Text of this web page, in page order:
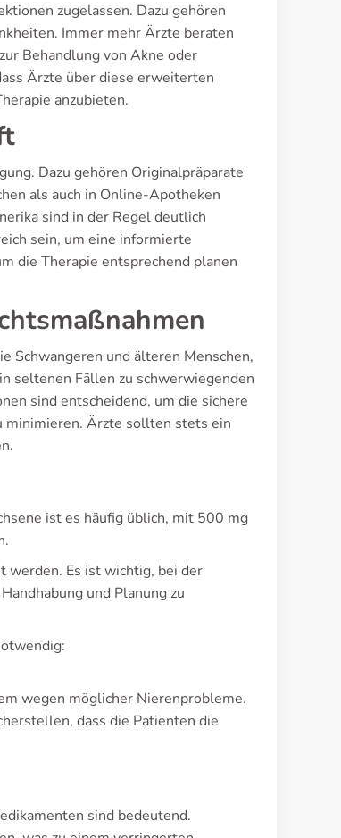
zugelassen. Dazu gehören
Immer mehr Ärzte beraten
Behandlung von Akne oder
Ärzte über diese erweiterten
anzubieten.
Dazu gehören Originalpräparate
als auch in Online-Apotheken
sind in der Regel deutlich
sein, um eine informierte
die Therapie entsprechend planen
Schwangeren und älteren Menschen,
seltenen Fällen zu schwerwiegenden
sind entscheidend, um die sichere
minimieren. Ärzte sollten stets ein
ist es häufig üblich, mit 500 mg
werden. Es ist wichtig, bei der
und Planung zu
wegen möglicher Nierenprobleme.
dass die Patienten die
sind bedeutend.